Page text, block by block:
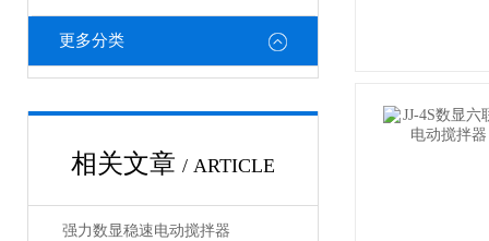
更多分类
相关文章 / ARTICLE
强力数显稳速电动搅拌器